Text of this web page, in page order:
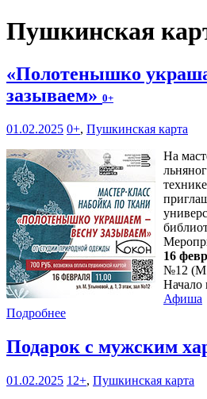
Пушкинская
«Полотенышко
зазываем» 0+
01.02.2025 0+, Пушкинская карта
На
16
№12
Начало
Афиша
Подробнее
Подарок с мужским
01.02.2025 12+, Пушкинская карта